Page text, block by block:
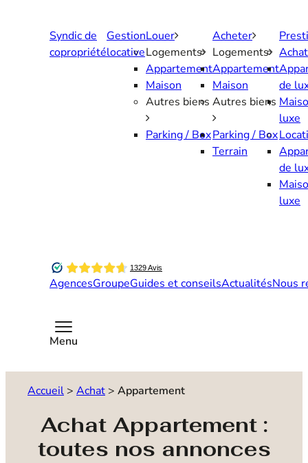
Syndic de
copropriété
Gestion
locative
Louer
Logements
Appartement
Maison
Autres biens
Parking / Box
Acheter
Logements
Appartement
Maison
Autres biens
Parking / Box
Terrain
Achat
de
luxe
de
luxe
AgencesGroupeGuides et conseilsActualitésNous
Menu
Accueil > Achat > Appartement
Achat Appartement :
toutes nos annonces